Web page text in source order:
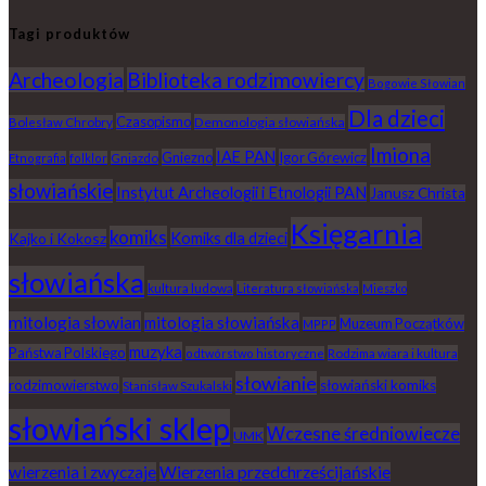
tab
Tagi produktów
Archeologia Biblioteka rodzimowiercy Bogowie Słowian
Bolesław Chrobry Czasopismo Demonologia słowiańska Dla dzieci
Etnografia folklor Gniazdo Gniezno IAE PAN Igor Górewicz Imiona
słowiańskie Instytut Archeologii i Etnologii PAN Janusz Christa
Kajko i Kokosz komiks Komiks dla dzieci Księgarnia
słowiańska kultura ludowa Literatura słowiańska Mieszko
mitologia słowian mitologia słowiańska MPPP Muzeum Początków
Państwa Polskiego muzyka odtwórstwo historyczne Rodzima wiara i kultura
rodzimowierstwo Stanisław Szukalski słowianie słowiański komiks
słowiański sklep UMK Wczesne średniowiecze
wierzenia i zwyczajeWierzenia przedchrześcijańskie